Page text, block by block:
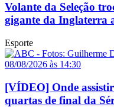
Volante da Seleção
gigante da Inglaterra
Esporte
08/08/2026 às 14:30
[VÍDEO] Onde
quartas de final da